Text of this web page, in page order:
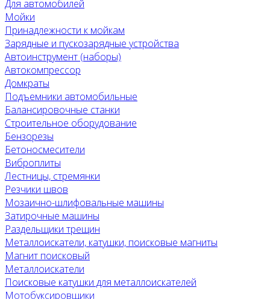
Для автомобилей
Мойки
Принадлежности к мойкам
Зарядные и пускозарядные устройства
Автоинструмент (наборы)
Автокомпрессор
Домкраты
Подъемники автомобильные
Балансировочные станки
Строительное оборудование
Бензорезы
Бетоносмесители
Виброплиты
Лестницы, стремянки
Резчики швов
Мозаично-шлифовальные машины
Затирочные машины
Раздельщики трещин
Металлоискатели, катушки, поисковые магниты
Магнит поисковый
Металлоискатели
Поисковые катушки для металлоискателей
Мотобуксировщики